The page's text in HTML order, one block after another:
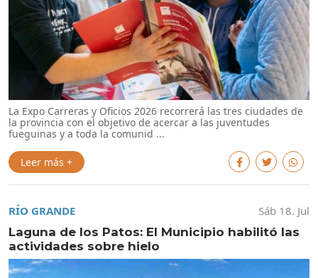
La Expo Carreras y Oficios 2026 recorrerá las tres ciudades de
la provincia con el objetivo de acercar a las juventudes
fueguinas y a toda la comunid ...
Leer más +
RÍO GRANDE
Sáb 18. Jul
Laguna de los Patos: El Municipio habilitó las
actividades sobre hielo